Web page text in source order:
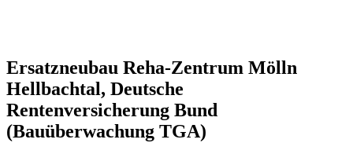
Ersatzneubau Reha-Zentrum Mölln
Hellbachtal, Deutsche
Rentenversicherung Bund
(Bauüberwachung TGA)